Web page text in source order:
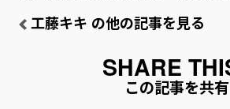
工藤キキ の他の記事を見る
この記事を共有